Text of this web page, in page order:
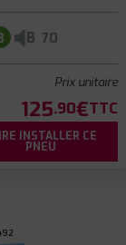
B 70
Prix unitaire
125.90€TTC
INSTALLER CE
PNEU